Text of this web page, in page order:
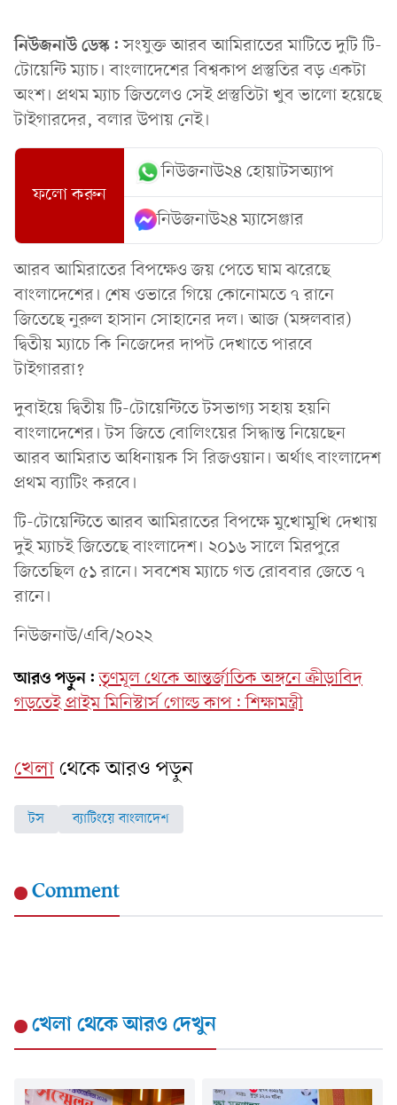
নিউজনাউ ডেস্ক:সংযুক্ত আরব আমিরাতের মাটিতে দুটি টি-
টোয়েন্টি ম্যাচ। বাংলাদেশের বিশ্বকাপ প্রস্তুতির বড় একটা
অংশ। প্রথম ম্যাচ জিতলেও সেই প্রস্তুতিটা খুব ভালো হয়েছে
টাইগারদের, বলার উপায় নেই।
ফলো করুন
নিউজনাউ২৪ হোয়াটসঅ্যাপ
নিউজনাউ২৪ ম্যাসেঞ্জার
আরব আমিরাতের বিপক্ষেও জয় পেতে ঘাম ঝরেছে
বাংলাদেশের। শেষ ওভারে গিয়ে কোনোমতে ৭ রানে
জিতেছে নুরুল হাসান সোহানের দল। আজ (মঙ্গলবার)
দ্বিতীয় ম্যাচে কি নিজেদের দাপট দেখাতে পারবে
টাইগাররা?
দুবাইয়ে দ্বিতীয় টি-টোয়েন্টিতে টসভাগ্য সহায় হয়নি
বাংলাদেশের। টস জিতে বোলিংয়ের সিদ্ধান্ত নিয়েছেন
আরব আমিরাত অধিনায়ক সি রিজওয়ান। অর্থাৎ বাংলাদেশ
প্রথম ব্যাটিং করবে।
টি-টোয়েন্টিতে আরব আমিরাতের বিপক্ষে মুখোমুখি দেখায়
দুই ম্যাচই জিতেছে বাংলাদেশ। ২০১৬ সালে মিরপুরে
জিতেছিল ৫১ রানে। সবশেষ ম্যাচে গত রোববার জেতে ৭
রানে।
নিউজনাউ/এবি/২০২২
আরও পড়ুন: তৃণমূল থেকে আন্তর্জাতিক অঙ্গনে ক্রীড়াবিদ
গড়তেই প্রাইম মিনিস্টার্স গোল্ড কাপ: শিক্ষামন্ত্রী
খেলাথেকে আরও পড়ুন
টস ব্যাটিংয়ে বাংলাদেশ
Comment
খেলাথেকে আরও দেখুন